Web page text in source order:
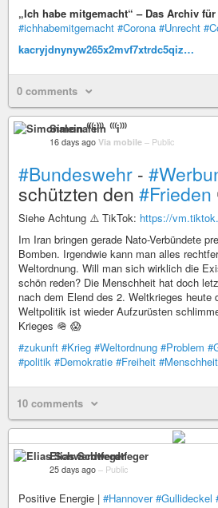
„Ich habe mitgemacht“ – Das Archiv
#ichhabemitgemacht #Corona #Unrecht
kacryjdnynyw265x2mvf7xtrdc5qiz…
0 comments
Simonalein ⁽⁽⁽i⁾⁾⁾
16 days ago Via mobile – Public
#Bundeswehr -
schützten den #Frieden
Siehe Achtung ⚠️ TikTok: https://
Im Iran bringen gerade Nato-Verbündete
Bomben. Irgendwie kann man alles
Weltordnung. Will man sich wirklich die
schön reden? Die Menschheit hat doch
nach dem Elend des 2. Weltkrieges heute
Weltpolitik ist wieder Aufzurüsten
Krieges 🪖 😱
#zukunft #Krieg #Weltordnung #Problem
#politik #Demokratie #Freiheit #Menschheit
10 comments
Elias Schwerdtfeger
25 days ago – Public
Positive Energie | #Hannover #Gullideckel